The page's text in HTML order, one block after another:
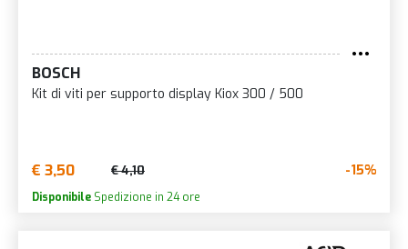
BOSCH
Kit di viti per supporto display Kiox 300 / 500
€ 3,50 € 4,10 -15%
Disponibile Spedizione in 24 ore